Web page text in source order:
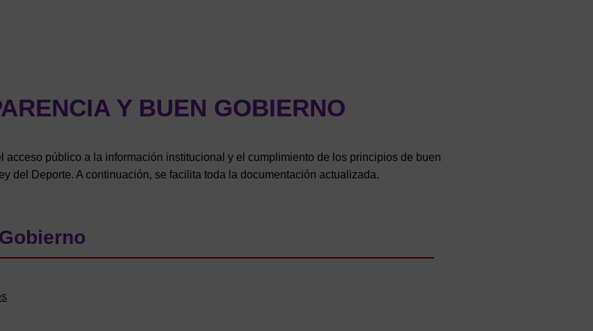
Y BUEN GOBIERNO
acceso público a la información institucional y el cumplimiento de los principios de buen
del Deporte. A continuación, se facilita toda la documentación actualizada.